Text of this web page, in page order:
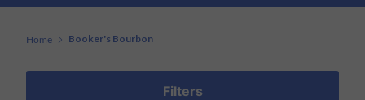
Home Booker's Bourbon
Filters